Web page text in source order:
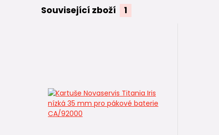
Související zboží 1